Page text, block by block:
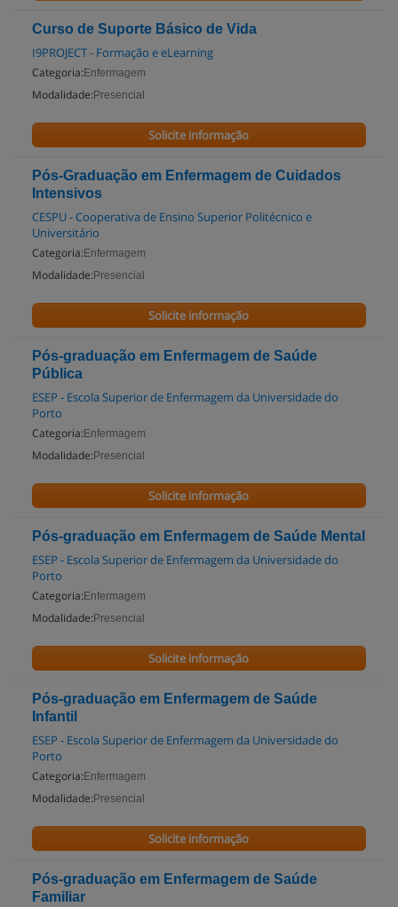
Curso de Suporte Básico de Vida
I9PROJECT - Formação e eLearning
Categoria: Enfermagem
Modalidade: Presencial
Solicite informação
Pós-Graduação em Enfermagem de Cuidados
Intensivos
CESPU - Cooperativa de Ensino Superior Politécnico e
Universitário
Categoria: Enfermagem
Modalidade: Presencial
Solicite informação
Pós-graduação em Enfermagem de Saúde
Pública
ESEP - Escola Superior de Enfermagem da Universidade do
Porto
Categoria: Enfermagem
Modalidade: Presencial
Solicite informação
Pós-graduação em Enfermagem de Saúde Mental
ESEP - Escola Superior de Enfermagem da Universidade do
Porto
Categoria: Enfermagem
Modalidade: Presencial
Solicite informação
Pós-graduação em Enfermagem de Saúde
Infantil
ESEP - Escola Superior de Enfermagem da Universidade do
Porto
Categoria: Enfermagem
Modalidade: Presencial
Solicite informação
Pós-graduação em Enfermagem de Saúde
Familiar